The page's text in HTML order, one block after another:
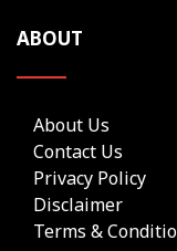
ABOUT
About Us
Contact Us
Privacy Policy
Disclaimer
Terms &